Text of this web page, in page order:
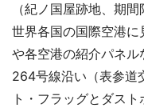
（紀ノ国屋跡地、期
世界各国の国際空港
や各空港の紹介パネ
264号線沿い（表参道
ト・フラッグとダス